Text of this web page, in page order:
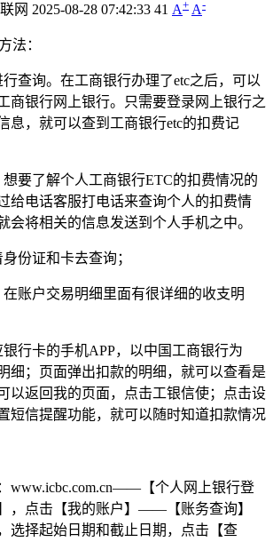
网 2025-08-28 07:42:33 41 A+ A-
法：
查询。在工商银行办理了etc之后，可以
商银行网上银行。只需要登录网上银行之
息，就可以查到工商银行etc的扣费记
要了解个人工商银行ETC的扣费情况的
给电话客服打电话来查询个人的扣费情
会将相关的信息发送到个人手机之中。
份证和卡去查询；
账户交易明细里面有很详细的收支明
行卡的手机APP，以中国工商银行为
细；页面弹出扣款的明细，就可以查看是
以返回我的页面，点击工银信使；点击设
短信提醒功能，就可以随时知道扣款情况
【个人网上银行登
点击【我的账户】——【账务查询】
择起始日期和截止日期，点击【查